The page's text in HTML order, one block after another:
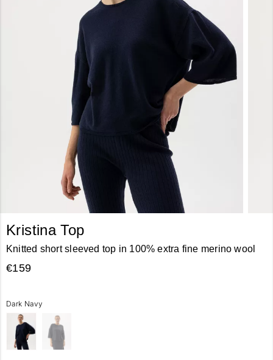
Kristina Top
Knitted short sleeved top in 100% extra fine merino wool
€159
Dark Navy